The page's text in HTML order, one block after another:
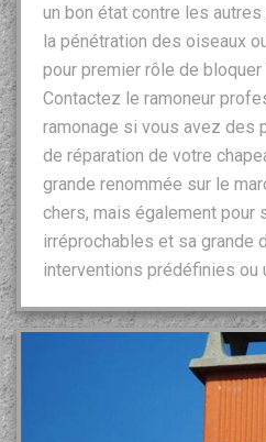
un bon état contre les
la pénétration des oiseaux
pour premier rôle de bloquer
Contactez le ramoneur
ramonage si vous avez des
de réparation de votre
grande renommée sur le
chers, mais également pour
irréprochables et sa grande
interventions prédéfinies ou